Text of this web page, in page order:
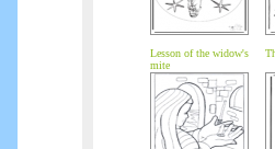
Lesson of the widow's
mite